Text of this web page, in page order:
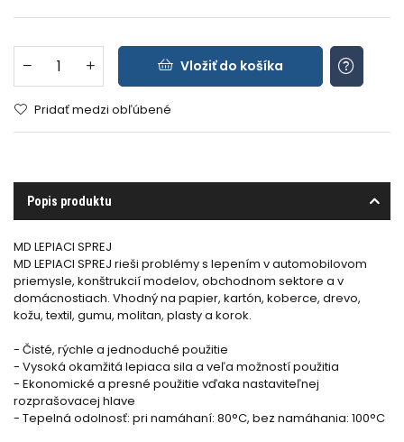
Vložiť do košíka
Pridať medzi obľúbené
Popis produktu
MD LEPIACI SPREJ
MD LEPIACI SPREJ rieši problémy s lepením v automobilovom
priemysle, konštrukcií modelov, obchodnom sektore a v
domácnostiach. Vhodný na papier, kartón, koberce, drevo,
kožu, textil, gumu, molitan, plasty a korok.
- Čisté, rýchle a jednoduché použitie
- Vysoká okamžitá lepiaca sila a veľa možností použitia
- Ekonomické a presné použitie vďaka nastaviteľnej
rozprašovacej hlave
- Tepelná odolnosť: pri namáhaní: 80°C, bez namáhania: 100°C